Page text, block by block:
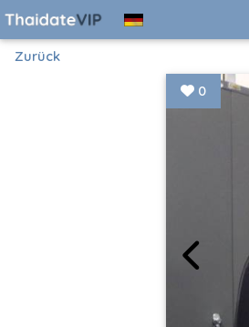
Zurück
0